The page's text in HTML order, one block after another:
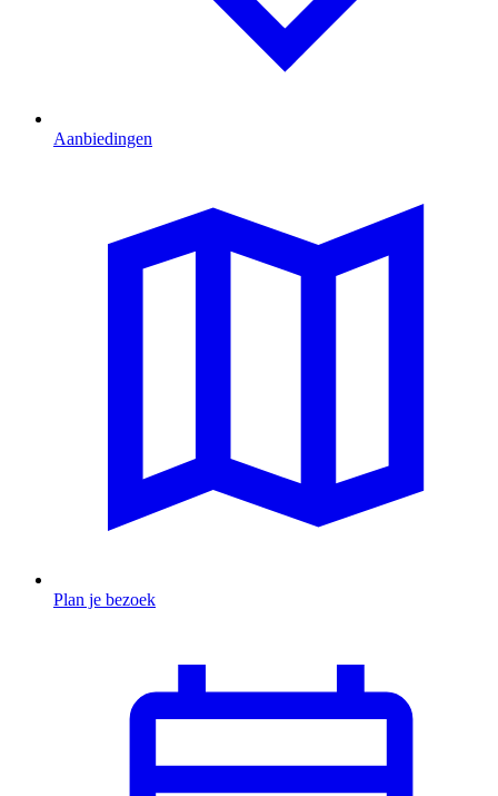
Aanbiedingen
Plan je bezoek